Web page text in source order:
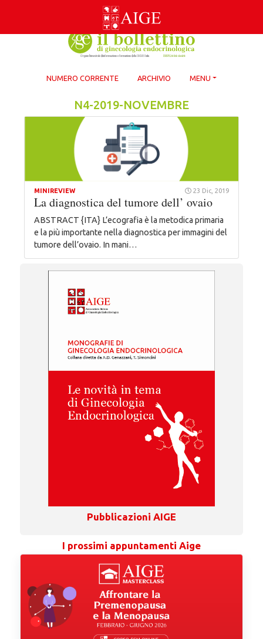
NUMERO CORRENTE ARCHIVIO MENU
N4-2019-NOVEMBRE
MINIREVIEW 23 Dic, 2019
La diagnostica del tumore dell’ ovaio
ABSTRACT {ITA} L’ecografia è la metodica primaria
e la più importante nella diagnostica per immagini del
tumore dell’ovaio. In mani…
Pubblicazioni AIGE
I prossimi appuntamenti Aige